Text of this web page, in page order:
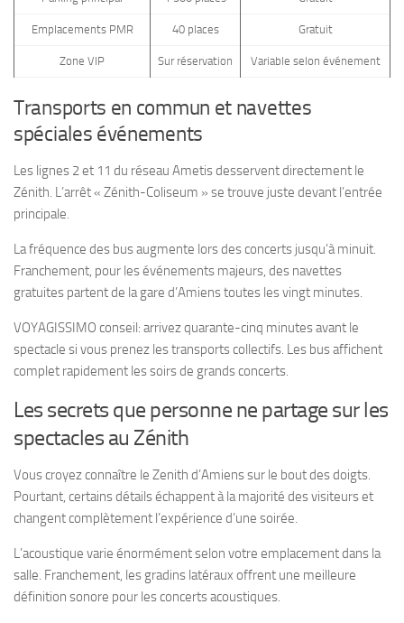
Emplacements PMR 40 places Gratuit
Zone VIP Sur réservation Variable selon événement
Transports en commun et navettes
spéciales événements
Les lignes 2 et 11 du réseau Ametis desservent directement le
Zénith. L’arrêt « Zénith-Coliseum » se trouve juste devant l’entrée
principale.
La fréquence des bus augmente lors des concerts jusqu’à minuit.
Franchement, pour les événements majeurs, des navettes
gratuites partent de la gare d’Amiens toutes les vingt minutes.
VOYAGISSIMO conseil: arrivez quarante-cinq minutes avant le
spectacle si vous prenez les transports collectifs. Les bus affichent
complet rapidement les soirs de grands concerts.
Les secrets que personne ne partage sur les
spectacles au Zénith
Vous croyez connaître le Zenith d’Amiens sur le bout des doigts.
Pourtant, certains détails échappent à la majorité des visiteurs et
changent complètement l’expérience d’une soirée.
L’acoustique varie énormément selon votre emplacement dans la
salle. Franchement, les gradins latéraux offrent une meilleure
définition sonore pour les concerts acoustiques.